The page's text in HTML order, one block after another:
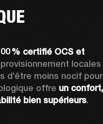
% certifié OCS et
locales
d’être moins nocif pour
offre un confort,
bien supérieurs.